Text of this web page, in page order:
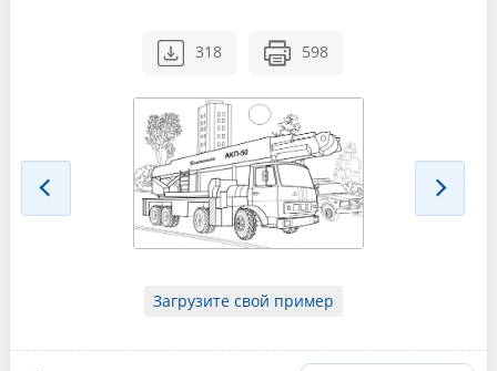
318 598
Загрузите свой пример